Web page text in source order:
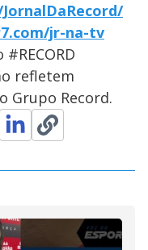
jr-na-tv
refletem
Grupo Record.